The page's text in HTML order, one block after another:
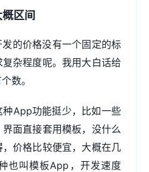
区间
的价格没有一个固定的标
杂程度呢。我用大白话给
数。
种App功能挺少，比如一些
面直接套用模板，没什么
价格比较便宜，大概在几
也叫模板App，开发速度